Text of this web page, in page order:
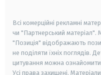
Всі комерційні рекламні
чи "Партнерський матеріал".
"Позиція" відображають
не поділяти їхніх поглядів.
цитування можна
Усі права захищені.